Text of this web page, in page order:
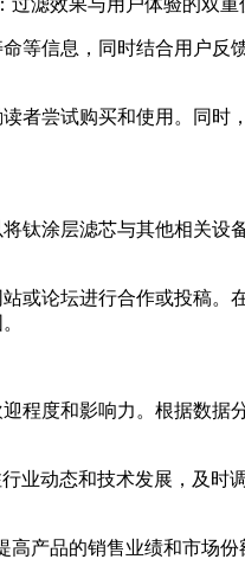
等信息，同时结合用户反
者尝试购买和使用。同时
钛涂层滤芯与其他相关设
或论坛进行合作或投稿。
程度和影响力。根据数据
业动态和技术发展，及时
产品的销售业绩和市场